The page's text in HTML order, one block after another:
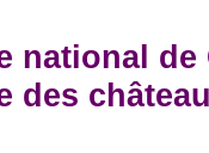
national de
des